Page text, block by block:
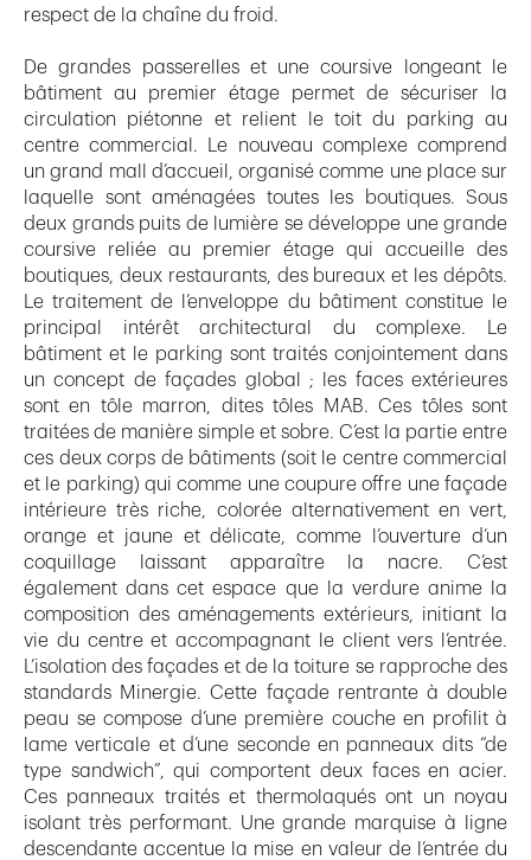
respect de la chaîne du froid.
De grandes passerelles et une coursive longeant le
bâtiment au premier étage permet de sécuriser la
circulation piétonne et relient le toit du parking au
centre commercial. Le nouveau complexe comprend
un grand mall d’accueil, organisé comme une place sur
laquelle sont aménagées toutes les boutiques. Sous
deux grands puits de lumière se développe une grande
coursive reliée au premier étage qui accueille des
boutiques, deux restaurants, des bureaux et les dépôts.
Le traitement de l’enveloppe du bâtiment constitue le
principal intérêt architectural du complexe. Le
bâtiment et le parking sont traités conjointement dans
un concept de façades global ; les faces extérieures
sont en tôle marron, dites tôles MAB. Ces tôles sont
traitées de manière simple et sobre. C’est la partie entre
ces deux corps de bâtiments (soit le centre commercial
et le parking) qui comme une coupure offre une façade
intérieure très riche, colorée alternativement en vert,
orange et jaune et délicate, comme l’ouverture d’un
coquillage laissant apparaître la nacre. C’est
également dans cet espace que la verdure anime la
composition des aménagements extérieurs, initiant la
vie du centre et accompagnant le client vers l’entrée.
L’isolation des façades et de la toiture se rapproche des
standards Minergie. Cette façade rentrante à double
peau se compose d’une première couche en profilit à
lame verticale et d’une seconde en panneaux dits “de
type sandwich”, qui comportent deux faces en acier.
Ces panneaux traités et thermolaqués ont un noyau
isolant très performant. Une grande marquise à ligne
descendante accentue la mise en valeur de l’entrée du